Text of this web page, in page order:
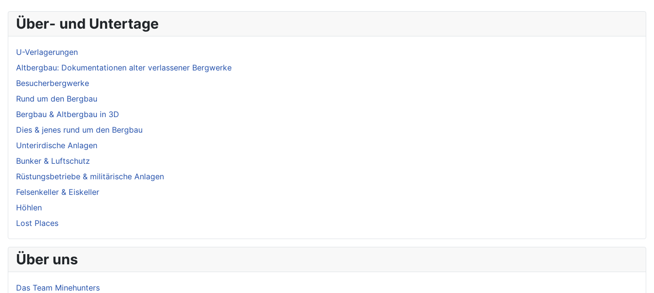
Über- und Untertage
U-Verlagerungen
Altbergbau: Dokumentationen alter verlassener Bergwerke
Besucherbergwerke
Rund um den Bergbau
Bergbau & Altbergbau in 3D
Dies & jenes rund um den Bergbau
Unterirdische Anlagen
Bunker & Luftschutz
Rüstungsbetriebe & militärische Anlagen
Felsenkeller & Eiskeller
Höhlen
Lost Places
Über uns
Das Team Minehunters